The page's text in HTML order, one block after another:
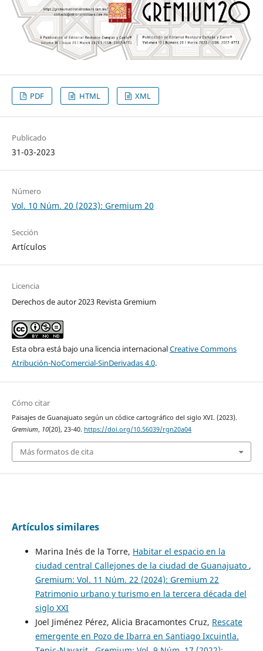
PDF HTML XML
Publicado
31-03-2023
Número
Vol. 10 Núm. 20 (2023): Gremium 20
Sección
Artículos
Licencia
Derechos de autor 2023 Revista Gremium
Esta obra está bajo una licencia internacionalCreative Commons
Atribución-NoComercial-SinDerivadas 4.0.
Cómo citar
Paisajes de Guanajuato según un códice cartográfico del siglo XVI. (2023).
Gremium, 10(20), 23-40. https://doi.org/10.56039/rgn20a04
Más formatos de cita
Artículos similares
Marina Inés de la Torre, Habitar el espacio en la
ciudad central Callejones de la ciudad de Guanajuato ,
Gremium: Vol. 11 Núm. 22 (2024): Gremium 22
Patrimonio urbano y turismo en la tercera década del
siglo XXI
Joel Jiménez Pérez, Alicia Bracamontes Cruz, Rescate
emergente en Pozo de Ibarra en Santiago Ixcuintla.